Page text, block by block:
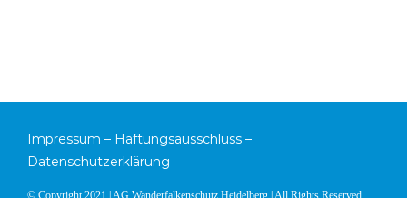
Impressum – Haftungsausschluss –
Datenschutzerklärung